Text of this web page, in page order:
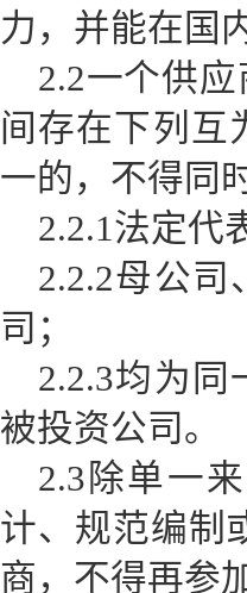
力，并能在国
2.2一个供
间存在下列互
一的，不得同
2.2.1法定代
2.2.2母公
司；
2.2.3均为
被投资公司。
2.3除单一
计、规范编制
商，不得再参